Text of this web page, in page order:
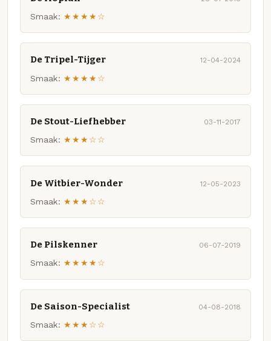
Smaak: ★★★★☆
De Tripel-Tijger 12-04-2024
Smaak: ★★★★☆
De Stout-Liefhebber 03-11-2017
Smaak: ★★★☆☆
De Witbier-Wonder 12-05-2023
Smaak: ★★★☆☆
De Pilskenner 06-07-2019
Smaak: ★★★★☆
De Saison-Specialist 04-08-2018
Smaak: ★★★☆☆